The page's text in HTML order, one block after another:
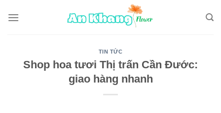
TIN TỨC
Shop hoa tươi Thị trấn Cần Đước:
giao hàng nhanh